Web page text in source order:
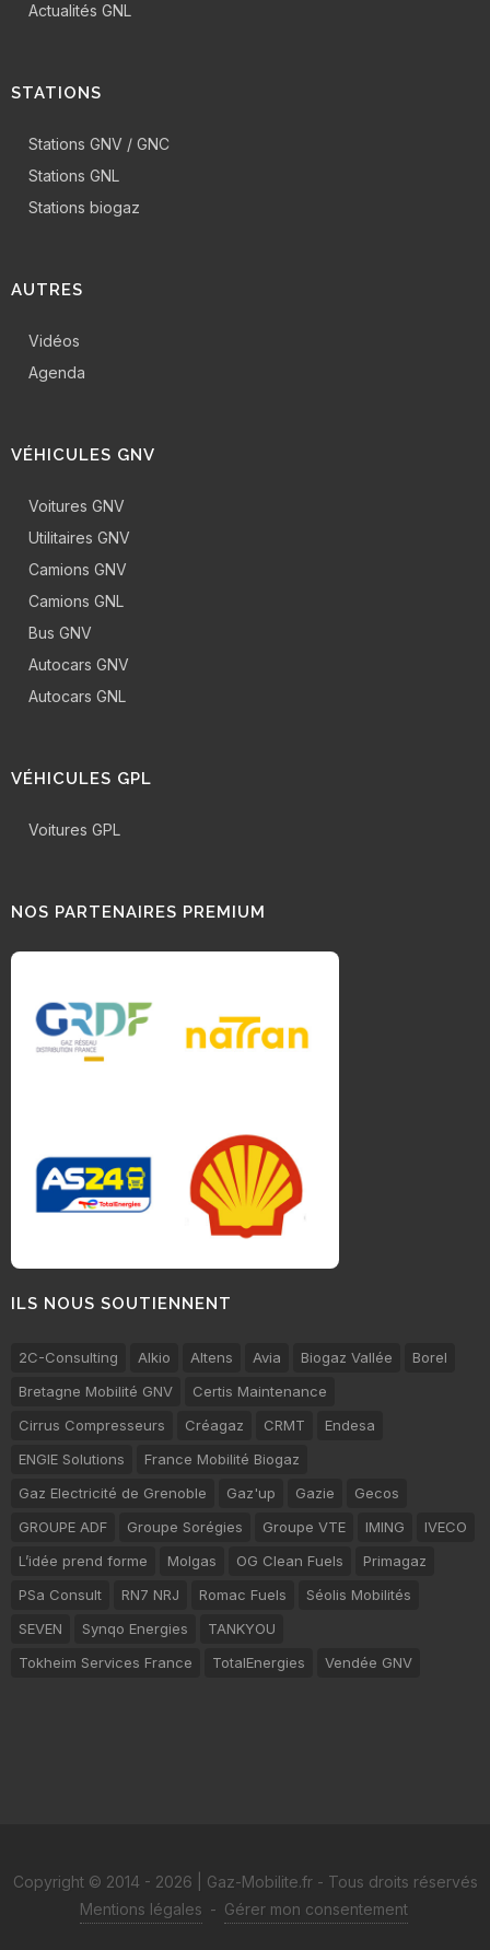
Actualités GNL
STATIONS
Stations GNV / GNC
Stations GNL
Stations biogaz
AUTRES
Vidéos
Agenda
VÉHICULES GNV
Voitures GNV
Utilitaires GNV
Camions GNV
Camions GNL
Bus GNV
Autocars GNV
Autocars GNL
VÉHICULES GPL
Voitures GPL
NOS PARTENAIRES PREMIUM
ILS NOUS SOUTIENNENT
2C-Consulting Alkio Altens Avia Biogaz Vallée
Borel
Bretagne Mobilité GNV
Certis Maintenance
Cirrus Compresseurs
Créagaz CRMT
Endesa
ENGIE Solutions
France Mobilité Biogaz
Gaz Electricité de Grenoble
Gaz'up Gazie
Gecos
GROUPE ADF
Groupe Sorégies Groupe VTE IMING
IVECO
L’idée prend forme
Molgas OG Clean Fuels
Primagaz
PSa Consult
RN7 NRJ Romac Fuels
Séolis Mobilités
SEVEN
Synqo Energies
TANKYOU
Tokheim Services France
TotalEnergies Vendée GNV
Copyright © 2014 - 2026 | Gaz-Mobilite.fr - Tous droits réservés
Mentions légales - Gérer mon consentement